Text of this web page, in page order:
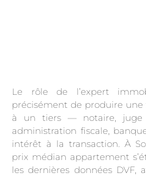
Le rôle de l’expert
précisément de produire une
à un tiers — notaire, juge
administration fiscale,
intérêt à la transaction. À
prix médian appartement
les dernières données DVF,